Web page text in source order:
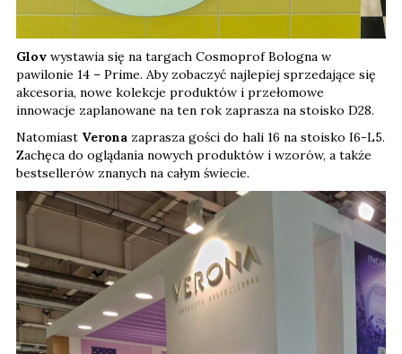
Glov wystawia się na targach Cosmoprof Bologna w
pawilonie 14 – Prime. Aby zobaczyć najlepiej sprzedające się
akcesoria, nowe kolekcje produktów i przełomowe
innowacje zaplanowane na ten rok zaprasza na stoisko D28.
Natomiast Verona zaprasza gości do hali 16 na stoisko I6-L5.
Zachęca do oglądania nowych produktów i wzorów, a także
bestsellerów znanych na całym świecie.